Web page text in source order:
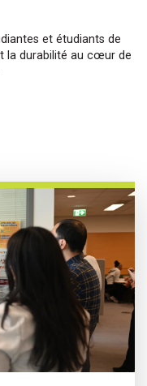
et étudiants de
la durabilité au cœur de